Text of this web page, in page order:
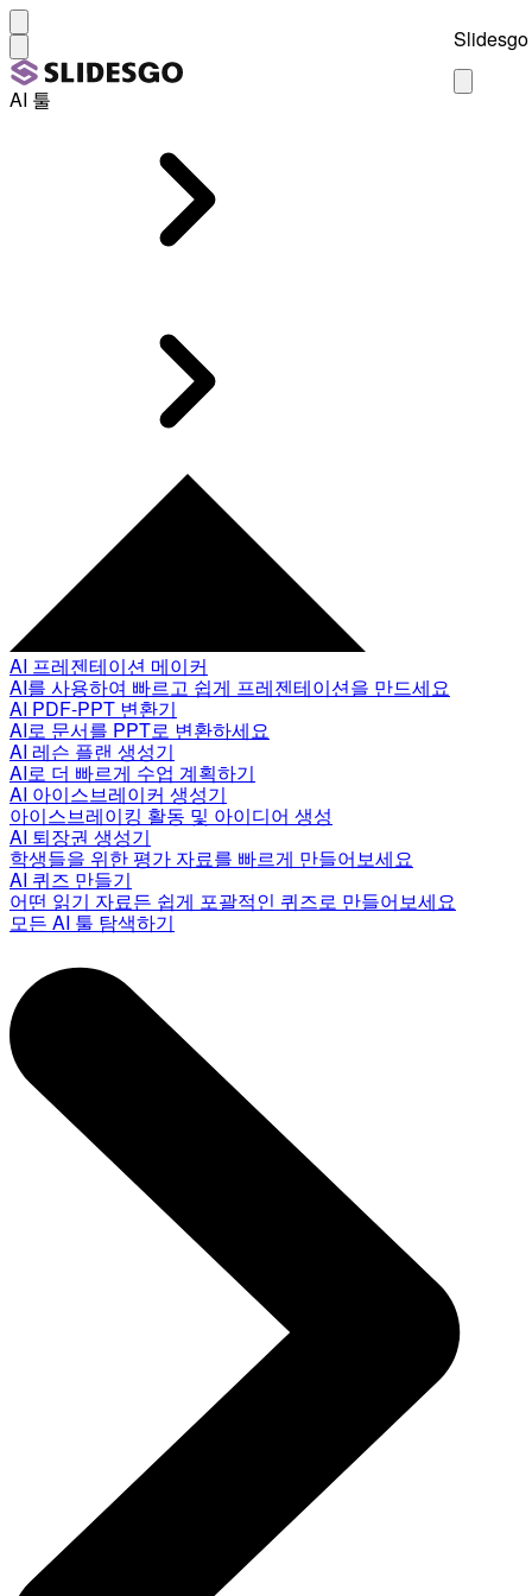
AI 툴
AI 프레젠테이션 메이커
AI를 사용하여 빠르고 쉽게 프레젠테이션을 만드세요
AI PDF-PPT 변환기
AI로 문서를 PPT로 변환하세요
AI 레슨 플랜 생성기
AI로 더 빠르게 수업 계획하기
AI 아이스브레이커 생성기
아이스브레이킹 활동 및 아이디어 생성
AI 퇴장권 생성기
학생들을 위한 평가 자료를 빠르게 만들어보세요
AI 퀴즈 만들기
어떤 읽기 자료든 쉽게 포괄적인 퀴즈로 만들어보세요
모든 AI 툴 탐색하기